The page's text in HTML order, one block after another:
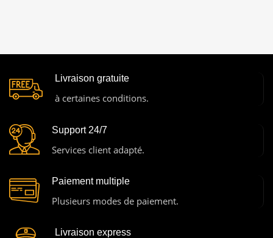
Livraison gratuite
à certaines conditions.
Support 24/7
Services client adapté.
Paiement multiple
Plusieurs modes de paiement.
Livraison express